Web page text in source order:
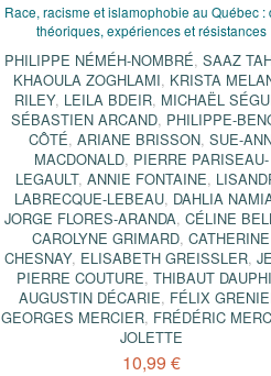
Race, racisme et islamophobie au Québec :
théoriques, expériences et résistances
PHILIPPE NÉMÉH-NOMBRÉ,SAAZ
KHAOULA ZOGHLAMI, KRISTA
RILEY, LEILA BDEIR, MICHAËL
SÉBASTIEN ARCAND, PHILIPPE-
CÔTÉ,ARIANE BRISSON,SUE-
MACDONALD, PIERRE PARISEAU-
LEGAULT, ANNIE FONTAINE,
LABRECQUE-LEBEAU, DAHLIA
JORGE FLORES-ARANDA,CÉLINE
CAROLYNE GRIMARD,CATHERINE
CHESNAY, ELISABETH GREISSLER,
PIERRE COUTURE, THIBAUT
AUGUSTIN DÉCARIE, FÉLIX
GEORGES MERCIER, FRÉDÉRIC
JOLETTE
10,99 €